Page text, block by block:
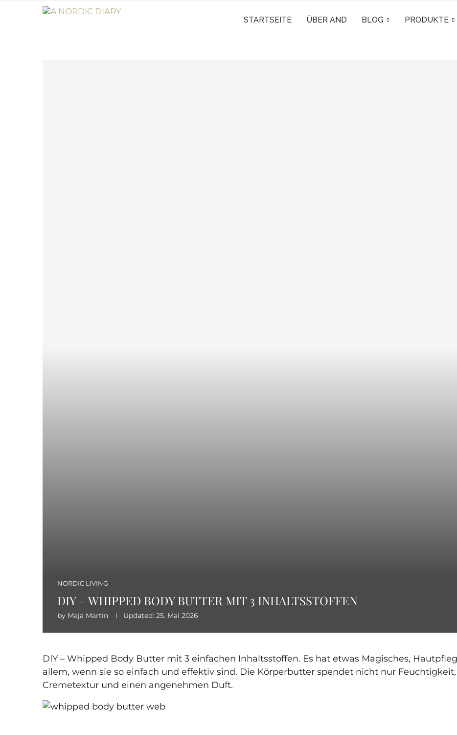
STARTSEITE ÜBER AND BLOG PRODUKTE
NORDIC LIVING
DIY – WHIPPED BODY BUTTER MIT 3 INHALTSSTOFFEN
by Maja Martin Updated: 25. Mai 2026
DIY – Whipped Body Butter mit 3 einfachen Inhaltsstoffen. Es hat etwas Magisches,
allem, wenn sie so einfach und effektiv sind. Die Körperbutter spendet nicht nur
Cremetextur und einen angenehmen Duft.